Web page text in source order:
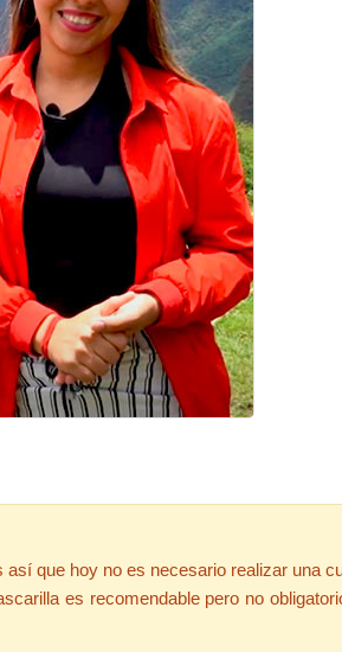
que hoy no es necesario realizar una
es recomendable pero no